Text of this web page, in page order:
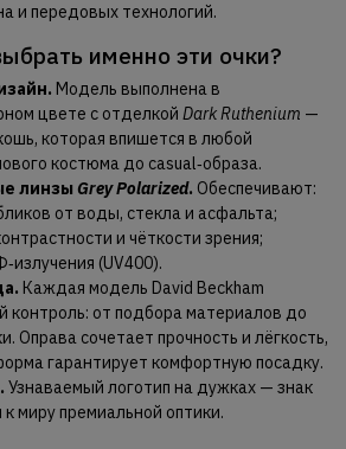
и передовых технологий.
именно эти очки?
Модель выполнена в
цвете с отделкой Dark Ruthenium —
которая впишется в любой
костюма до casual‑образа.
линзы Grey Polarized. Обеспечивают:
от воды, стекла и асфальта;
и чёткости зрения;
(UV400).
Каждая модель David Beckham
контроль: от подбора материалов до
Оправа сочетает прочность и лёгкость,
гарантирует комфортную посадку.
Узнаваемый логотип на дужках — знак
миру премиальной оптики.